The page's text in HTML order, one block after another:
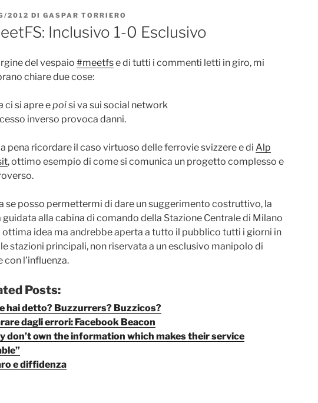
2012 DI GASPAR TORRIERO
Inclusivo 1-0 Esclusivo
del vespaio #meetfse di tutti i commenti letti in giro, mi
chiare due cose:
ci si apre epoisi va sui social network
inverso provoca danni.
pena ricordare il caso virtuoso delle ferrovie svizzere e di Alp
, ottimo esempio di come si comunica un progetto complesso e
se posso permettermi di dare un suggerimento costruttivo, la
guidata alla cabina di comando della Stazione Centrale di Milano
ottima idea ma andrebbe aperta a tutto il pubblico tutti i giorni in
stazioni principali, non riservata a un esclusivo manipolo di
con l’influenza.
Posts:
hai detto? Buzzurrers? Buzzicos?
dagli errori: Facebook Beacon
don’t own the information which makes their service
e diffidenza